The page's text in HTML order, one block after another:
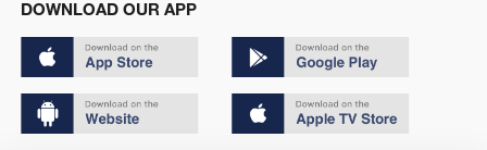
DOWNLOAD OUR APP